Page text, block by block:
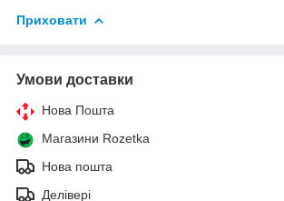
Приховати
Умови доставки
Нова Пошта
Магазини Rozetka
Нова пошта
Делівері